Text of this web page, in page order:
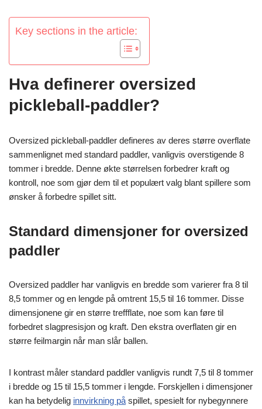
Key sections in the article:
Hva definerer oversized
pickleball-paddler?
Oversized pickleball-paddler defineres av deres større overflate
sammenlignet med standard paddler, vanligvis overstigende 8
tommer i bredde. Denne økte størrelsen forbedrer kraft og
kontroll, noe som gjør dem til et populært valg blant spillere som
ønsker å forbedre spillet sitt.
Standard dimensjoner for oversized
paddler
Oversized paddler har vanligvis en bredde som varierer fra 8 til
8,5 tommer og en lengde på omtrent 15,5 til 16 tommer. Disse
dimensjonene gir en større treffflate, noe som kan føre til
forbedret slagpresisjon og kraft. Den ekstra overflaten gir en
større feilmargin når man slår ballen.
I kontrast måler standard paddler vanligvis rundt 7,5 til 8 tommer
i bredde og 15 til 15,5 tommer i lengde. Forskjellen i dimensjoner
kan ha betydelig innvirkning på spillet, spesielt for nybegynnere